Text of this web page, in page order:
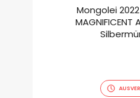
Mongolei
MAGNIFICENT